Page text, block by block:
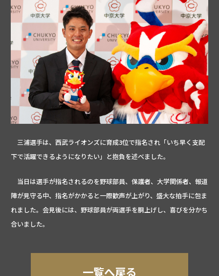
三浦選手は、西武ライオンズに育成3位で指名され「いち早く支配
下で活躍できるようになりたい」と抱負を述べました。
当日は選手が指名されるのを野球部員、保護者、大学関係者、報道
陣が見守る中、指名がかかると一際歓声が上がり、盛大な拍手に包ま
れました。会見後には、野球部員が両選手を胴上げし、喜びを分かち
合いました。
一覧へ戻る